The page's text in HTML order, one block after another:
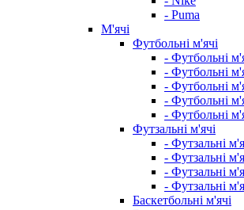
- Puma
М'ячі
Футбольні м'ячі
- Футбольні
- Футбольні
- Футбольні
- Футбольні
- Футбольні
Футзальні м'ячі
- Футзальні
- Футзальні
- Футзальні
- Футзальні
Баскетбольні м'ячі